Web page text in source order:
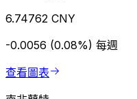
6.74762 CNY
-0.0056 (0.08%) 每週
查看圖表